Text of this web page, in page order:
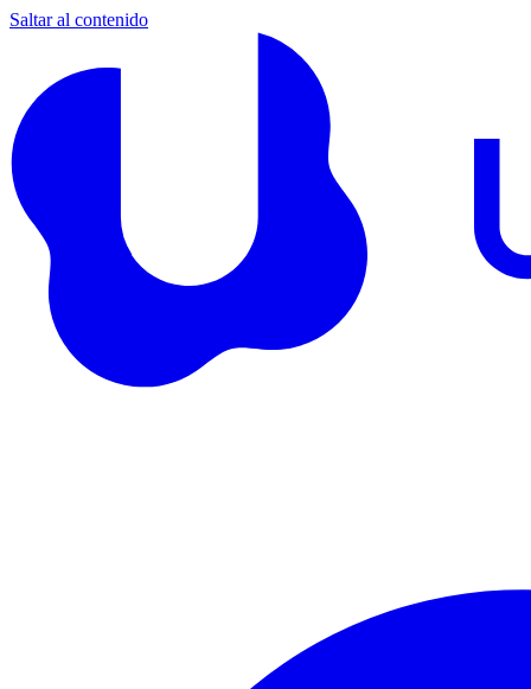
Saltar al contenido